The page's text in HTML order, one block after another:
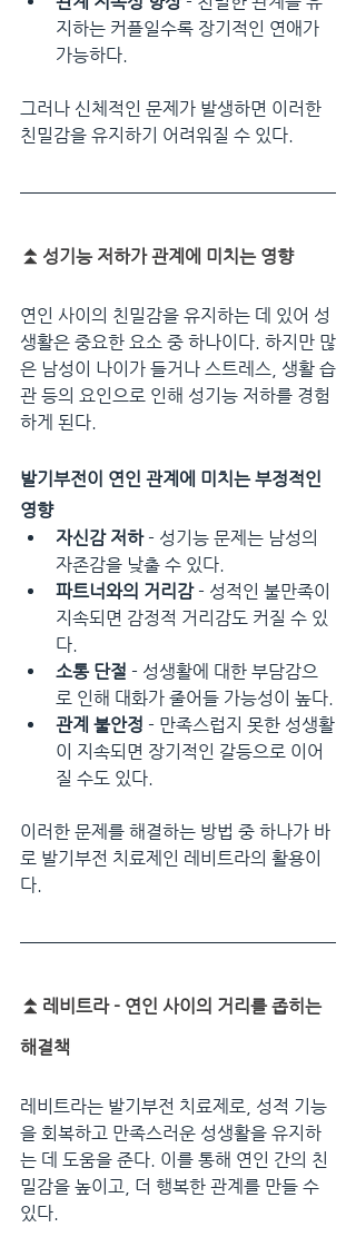
지하는 커플일수록 장기적인 연애가
가능하다.
그러나 신체적인 문제가 발생하면 이러한
친밀감을 유지하기 어려워질 수 있다.
⏫ 성기능 저하가 관계에 미치는 영향
연인 사이의 친밀감을 유지하는 데 있어 성
생활은 중요한 요소 중 하나이다. 하지만 많
은 남성이 나이가 들거나 스트레스, 생활 습
관 등의 요인으로 인해 성기능 저하를 경험
하게 된다.
발기부전이 연인 관계에 미치는 부정적인
영향
자신감 저하 - 성기능 문제는 남성의
자존감을 낮출 수 있다.
파트너와의 거리감 - 성적인 불만족이
지속되면 감정적 거리감도 커질 수 있
다.
소통 단절 - 성생활에 대한 부담감으
로 인해 대화가 줄어들 가능성이 높다.
관계 불안정 - 만족스럽지 못한 성생활
이 지속되면 장기적인 갈등으로 이어
질 수도 있다.
이러한 문제를 해결하는 방법 중 하나가 바
로 발기부전 치료제인 레비트라의 활용이
다.
⏫ 레비트라 - 연인 사이의 거리를 좁히는
해결책
레비트라는 발기부전 치료제로, 성적 기능
을 회복하고 만족스러운 성생활을 유지하
는 데 도움을 준다. 이를 통해 연인 간의 친
밀감을 높이고, 더 행복한 관계를 만들 수
있다.